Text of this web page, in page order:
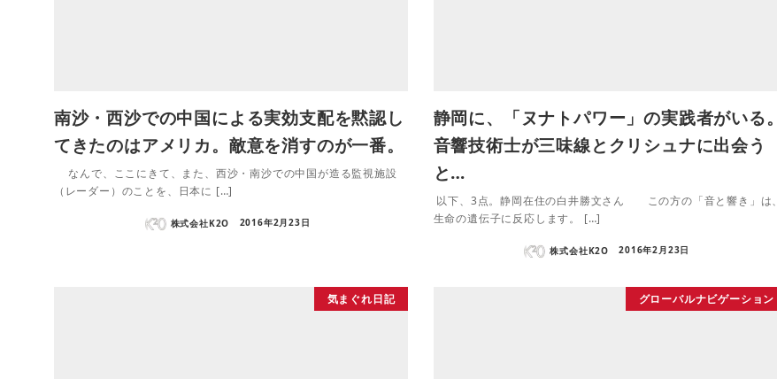
南沙・西沙での中国による実効支配を黙認し
てきたのはアメリカ。敵意を消すのが一番。
なんで、ここにきて、また、西沙・南沙での中国が造る監視施設
（レーダー）のことを、日本に […]
株式会社K2O 2016年2月23日
静岡に、「ヌナトパワー」の実践者がいる。
音響技術士が三味線とクリシュナに出会う
と…
以下、3点。静岡在住の白井勝文さん この方の「音と響き」は、
生命の遺伝子に反応します。 […]
株式会社K2O 2016年2月23日
気まぐれ日記 グローバルナビゲーション